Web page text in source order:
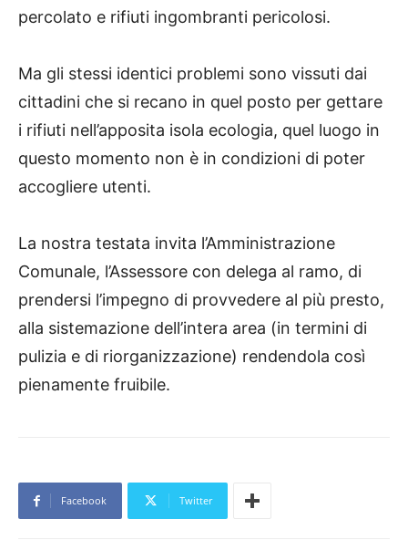
percolato e rifiuti ingombranti pericolosi.
Ma gli stessi identici problemi sono vissuti dai
cittadini che si recano in quel posto per gettare
i rifiuti nell’apposita isola ecologia, quel luogo in
questo momento non è in condizioni di poter
accogliere utenti.
La nostra testata invita l’Amministrazione
Comunale, l’Assessore con delega al ramo, di
prendersi l’impegno di provvedere al più presto,
alla sistemazione dell’intera area (in termini di
pulizia e di riorganizzazione) rendendola così
pienamente fruibile.
Facebook Twitter